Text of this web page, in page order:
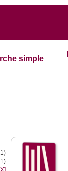
simple